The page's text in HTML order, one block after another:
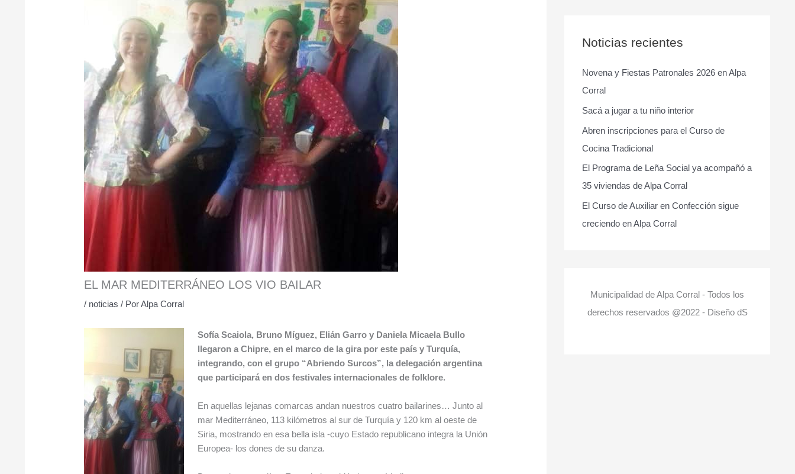
EL MAR MEDITERRÁNEO LOS VIO BAILAR
/ noticias / PorAlpa Corral
Sofía Scaiola, Bruno Míguez, Elián Garro y Daniela Micaela Bullo
llegaron a Chipre, en el marco de la gira por este país y Turquía,
integrando, con el grupo “Abriendo Surcos”, la delegación argentina
que participará en dos festivales internacionales de folklore.
En aquellas lejanas comarcas andan nuestros cuatro bailarines… Junto al
mar Mediterráneo, 113 kilómetros al sur de Turquía y 120 km al oeste de
Siria, mostrandoen esa bella isla -cuyo Estado republicano integra la Unión
Europea- los dones de su danza.
a
p
o
r
:
Noticias recientes
Novena y Fiestas Patronales 2026 en Alpa
Corral
Sacá a jugar a tu niño interior
Abren inscripciones para el Curso de
Cocina Tradicional
El Programa de Leña Social ya acompañó a
35 viviendas de Alpa Corral
El Curso de Auxiliar en Confección sigue
creciendo en Alpa Corral
Municipalidad de Alpa Corral - Todos los
derechos reservados @2022 - Diseño dS